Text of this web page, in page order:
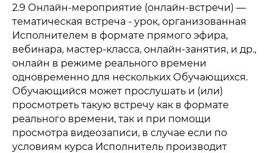
2.9 Онлайн-мероприятие (онлайн-встречи) —
тематическая встреча - урок, организованная
Исполнителем в формате прямого эфира,
вебинара, мастер-класса, онлайн-занятия, и др.,
онлайн в режиме реального времени
одновременно для нескольких Обучающихся.
Обучающийся может прослушать и (или)
просмотреть такую встречу как в формате
реального времени, так и при помощи
просмотра видеозаписи, в случае если по
условиям курса Исполнитель производит